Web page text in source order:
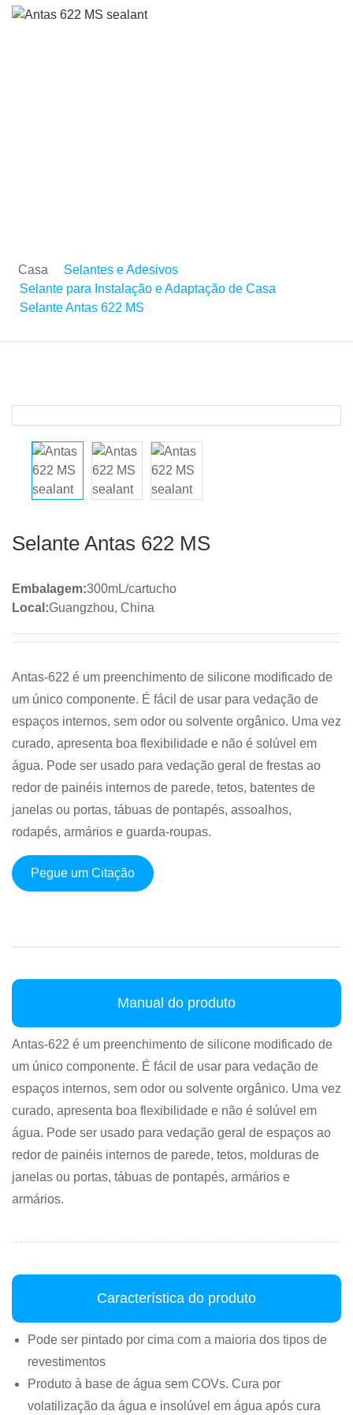
Casa
Selantes e Adesivos
Selante para Instalação e Adaptação de Casa
Selante Antas 622 MS
Selante Antas 622 MS
Embalagem:300mL/cartucho
Local:Guangzhou, China
Antas-622 é um preenchimento de silicone modificado de
um único componente. É fácil de usar para vedação de
espaços internos, sem odor ou solvente orgânico. Uma vez
curado, apresenta boa flexibilidade e não é solúvel em
água. Pode ser usado para vedação geral de frestas ao
redor de painéis internos de parede, tetos, batentes de
janelas ou portas, tábuas de pontapés, assoalhos,
rodapés, armários e guarda-roupas.
Pegue um Citação
Manual do produto
Antas-622 é um preenchimento de silicone modificado de
um único componente. É fácil de usar para vedação de
espaços internos, sem odor ou solvente orgânico. Uma vez
curado, apresenta boa flexibilidade e não é solúvel em
água. Pode ser usado para vedação geral de espaços ao
redor de painéis internos de parede, tetos, molduras de
janelas ou portas, tábuas de pontapés, armários e
armários.
Característica do produto
Pode ser pintado por cima com a maioria dos tipos de
revestimentos
Produto à base de água sem COVs. Cura por
volatilização da água e insolúvel em água após cura